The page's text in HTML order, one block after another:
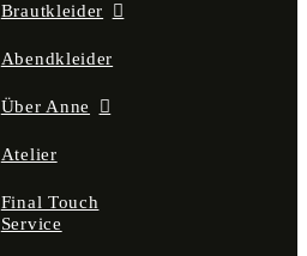
Brautkleider
Abendkleider
Über Anne
Atelier
Final Touch
Service